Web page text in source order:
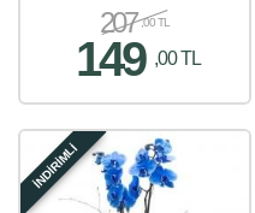
207 ,00 TL
149 ,00 TL
İNDİRİMLİ